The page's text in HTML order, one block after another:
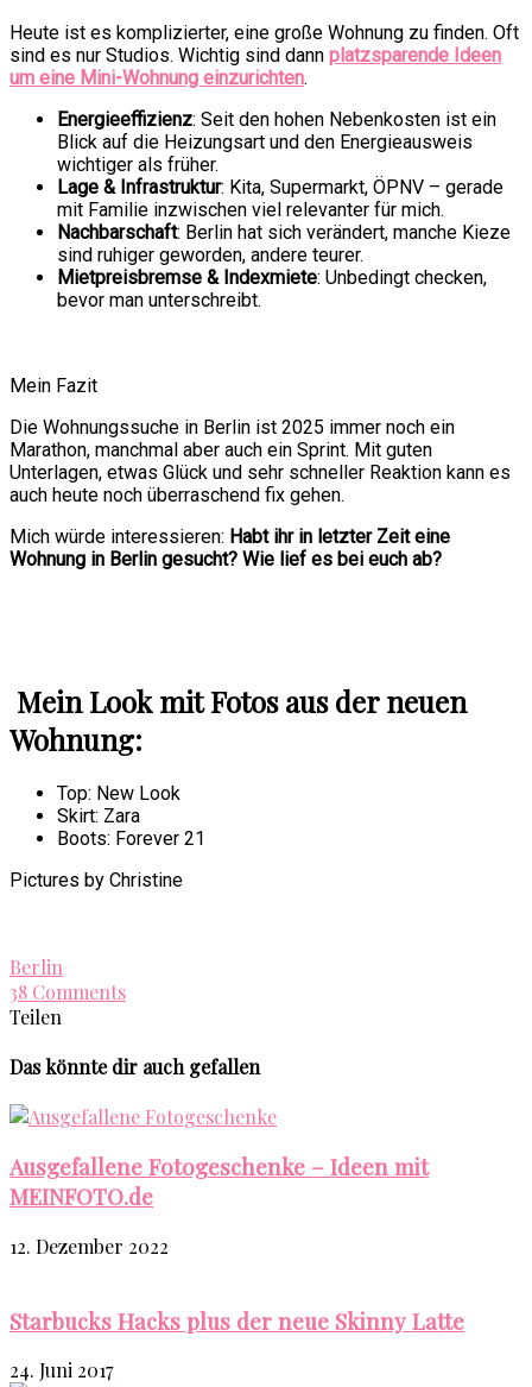
Heute ist es komplizierter, eine große Wohnung zu finden. Oft
sind es nur Studios. Wichtig sind dann platzsparende Ideen
um eine Mini-Wohnung einzurichten.
Energieeffizienz: Seit den hohen Nebenkosten ist ein
Blick auf die Heizungsart und den Energieausweis
wichtiger als früher.
Lage & Infrastruktur: Kita, Supermarkt, ÖPNV – gerade
mit Familie inzwischen viel relevanter für mich.
Nachbarschaft: Berlin hat sich verändert, manche Kieze
sind ruhiger geworden, andere teurer.
Mietpreisbremse & Indexmiete: Unbedingt checken,
bevor man unterschreibt.
Mein Fazit
Die Wohnungssuche in Berlin ist 2025 immer noch ein
Marathon, manchmal aber auch ein Sprint. Mit guten
Unterlagen, etwas Glück und sehr schneller Reaktion kann es
auch heute noch überraschend fix gehen.
Mich würde interessieren: Habt ihr in letzter Zeit eine
Wohnung in Berlin gesucht? Wie lief es bei euch ab?
Mein Look mit Fotos aus der neuen
Wohnung:
Top: New Look
Skirt: Zara
Boots: Forever 21
Pictures by Christine
Berlin
38 Comments
Teilen
Das könnte dir auch gefallen
Ausgefallene Fotogeschenke – Ideen mit
MEINFOTO.de
12. Dezember 2022
Starbucks Hacks plus der neue Skinny Latte
24. Juni 2017